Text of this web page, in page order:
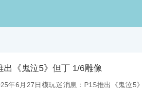
出《鬼泣5》但丁 1/6雕像
6月27日模玩迷消息：P1S推出《鬼泣